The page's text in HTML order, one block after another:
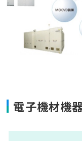
電子機材機